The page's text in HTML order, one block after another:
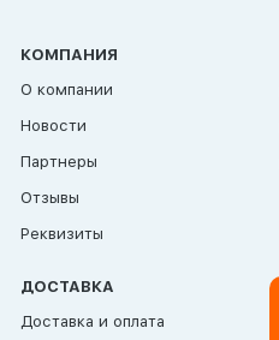
КОМПАНИЯ
О компании
Новости
Партнеры
Отзывы
Реквизиты
ДОСТАВКА
Доставка и оплата